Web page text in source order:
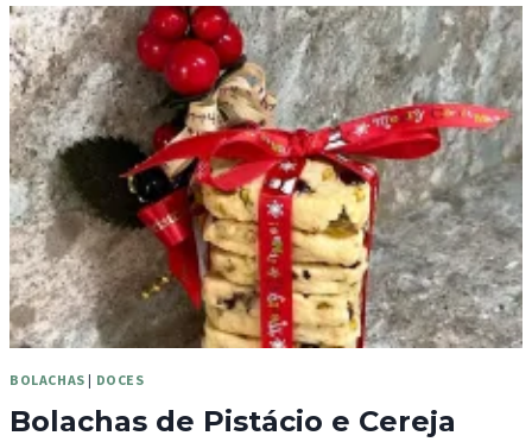
BOLACHAS | DOCES
Bolachas de Pistácio e Cereja